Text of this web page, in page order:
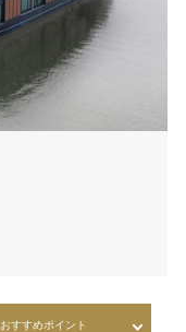
おすすめポイント